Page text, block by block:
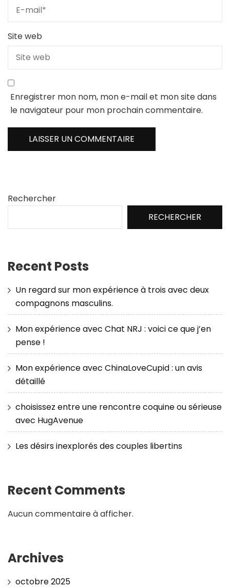
Site web
Enregistrer mon nom, mon e-mail et mon site dans
le navigateur pour mon prochain commentaire.
Rechercher
RECHERCHER
Recent Posts
Un regard sur mon expérience à trois avec deux
compagnons masculins.
Mon expérience avec Chat NRJ : voici ce que j’en
pense !
Mon expérience avec ChinaLoveCupid : un avis
détaillé
choisissez entre une rencontre coquine ou sérieuse
avec HugAvenue
Les désirs inexplorés des couples libertins
Recent Comments
Aucun commentaire à afficher.
Archives
octobre 2025